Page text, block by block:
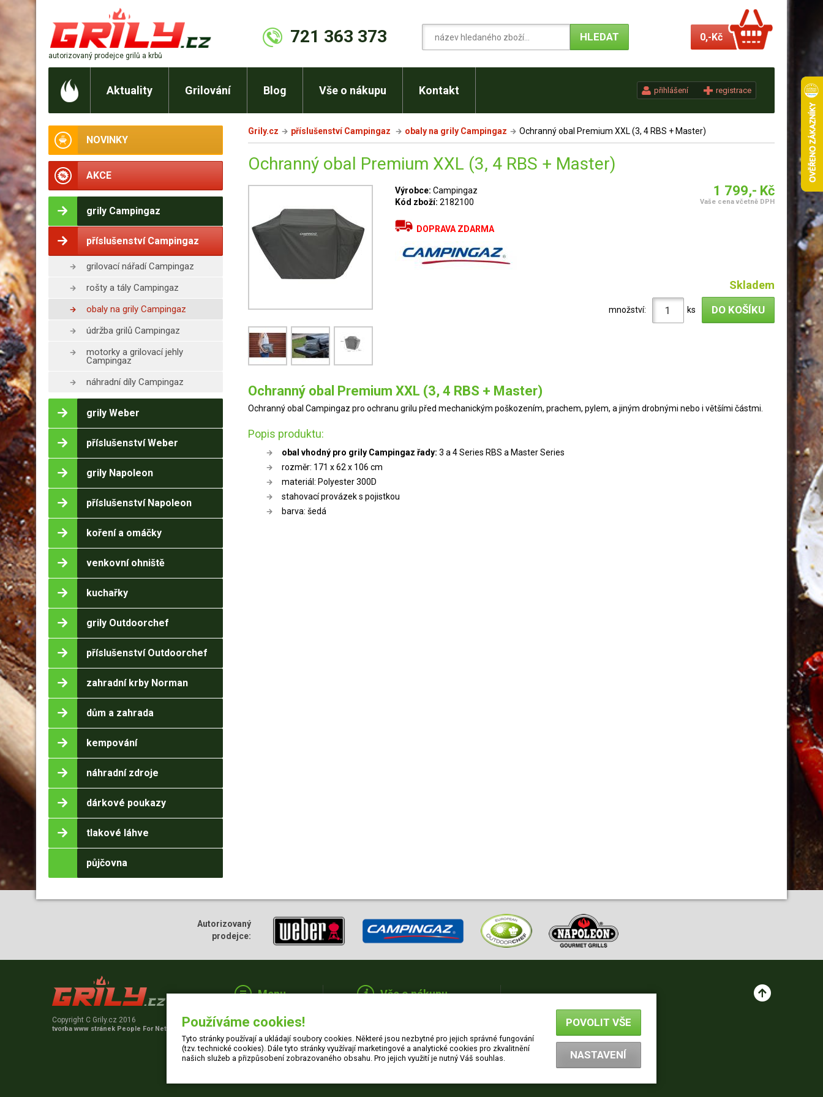
autorizovaný prodejce grilů a krbů
721 363 373 0,-Kč
Aktuality Grilování Blog Vše o nákupu Kontakt přihlášení registrace
NOVINKY
AKCE
grily Campingaz
příslušenství Campingaz
grilovací nářadí Campingaz
rošty a tály Campingaz
obaly na grily Campingaz
údržba grilů Campingaz
motorky a grilovací jehly
Campingaz
náhradní díly Campingaz
grily Weber
příslušenství Weber
grily Napoleon
příslušenství Napoleon
koření a omáčky
venkovní ohniště
kuchařky
grily Outdoorchef
příslušenství Outdoorchef
zahradní krby Norman
dům a zahrada
kempování
náhradní zdroje
dárkové poukazy
tlakové láhve
půjčovna
Grily.cz příslušenství Campingaz obaly na grily Campingaz Ochranný obal Premium XXL (3, 4 RBS + Master)
Ochranný obal Premium XXL (3, 4 RBS + Master)
1 799,- Kč
Vaše cena včetně DPH
Výrobce: Campingaz
Kód zboží: 2182100
DOPRAVA ZDARMA
Skladem
množství: ks
Ochranný obal Premium XXL (3, 4 RBS + Master)
Ochranný obal Campingaz pro ochranu grilu před mechanickým poškozením, prachem, pylem, a jiným drobnými nebo i většími částmi.
Popis produktu:
obal vhodný pro grily Campingaz řady: 3 a 4 Series RBS a Master Series
rozměr: 171 x 62 x 106 cm
materiál: Polyester 300D
stahovací provázek s pojistkou
barva: šedá
Autorizovaný
prodejce:
Copyright C Grily.cz 2016
tvorba www stránek People For Net a.s.
Menu
Skladem
Grilování
Videa
Vše o nákupu
Dodací informace
Ochrana osobních údajů
Reklamace
Používáme cookies!
Tyto stránky používají a ukládají soubory cookies. Některé jsou nezbytné pro jejich správné fungování
(tzv. technické cookies). Dále tyto stránky využívají marketingové a analytické cookies pro zkvalitnění
našich služeb a přizpůsobení zobrazovaného obsahu. Pro jejich využití je nutný Váš souhlas.
POVOLIT VŠE
NASTAVENÍ